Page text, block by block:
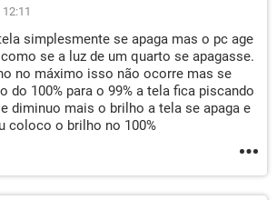
simplesmente se apaga mas o pc age
se a luz de um quarto se apagasse.
no máximo isso não ocorre mas se
do 100% para o 99% a tela fica piscando
diminuo mais o brilho a tela se apaga e
coloco o brilho no 100%